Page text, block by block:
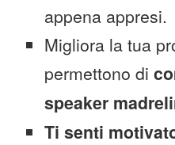
appena appresi.
Migliora la tua
permettono di
speaker
Ti senti